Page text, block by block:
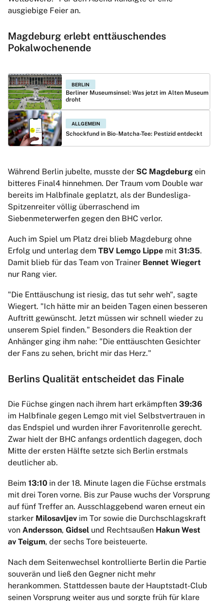
ausgiebige Feier an.
Magdeburg erlebt enttäuschendes
Pokalwochenende
BERLIN
Berliner Museumsinsel: Was jetzt im Alten Museum
droht
ALLGEMEIN
Schockfund in Bio-Matcha-Tee: Pestizid entdeckt
Während Berlin jubelte, musste der SC Magdeburg ein
bitteres Final4 hinnehmen. Der Traum vom Double war
bereits im Halbfinale geplatzt, als der Bundesliga-
Spitzenreiter völlig überraschend im
Siebenmeterwerfen gegen den BHC verlor.
Auch im Spiel um Platz drei blieb Magdeburg ohne
Erfolg und unterlag dem TBV Lemgo Lippe mit 31:35.
Damit blieb für das Team von Trainer Bennet Wiegert
nur Rang vier.
"Die Enttäuschung ist riesig, das tut sehr weh", sagte
Wiegert. "Ich hätte mir an beiden Tagen einen besseren
Auftritt gewünscht. Jetzt müssen wir schnell wieder zu
unserem Spiel finden." Besonders die Reaktion der
Anhänger ging ihm nahe: "Die enttäuschten Gesichter
der Fans zu sehen, bricht mir das Herz."
Berlins Qualität entscheidet das Finale
Die Füchse gingen nach ihrem hart erkämpften 39:36
im Halbfinale gegen Lemgo mit viel Selbstvertrauen in
das Endspiel und wurden ihrer Favoritenrolle gerecht.
Zwar hielt der BHC anfangs ordentlich dagegen, doch
Mitte der ersten Hälfte setzte sich Berlin erstmals
deutlicher ab.
Beim 13:10 in der 18. Minute lagen die Füchse erstmals
mit drei Toren vorne. Bis zur Pause wuchs der Vorsprung
auf fünf Treffer an. Ausschlaggebend waren erneut ein
starker Milosavljev im Tor sowie die Durchschlagskraft
von Andersson, Gidsel und Rechtsaußen Hakun West
av Teigum, der sechs Tore beisteuerte.
Nach dem Seitenwechsel kontrollierte Berlin die Partie
souverän und ließ den Gegner nicht mehr
herankommen. Stattdessen baute der Hauptstadt-Club
seinen Vorsprung weiter aus und sorgte früh für klare